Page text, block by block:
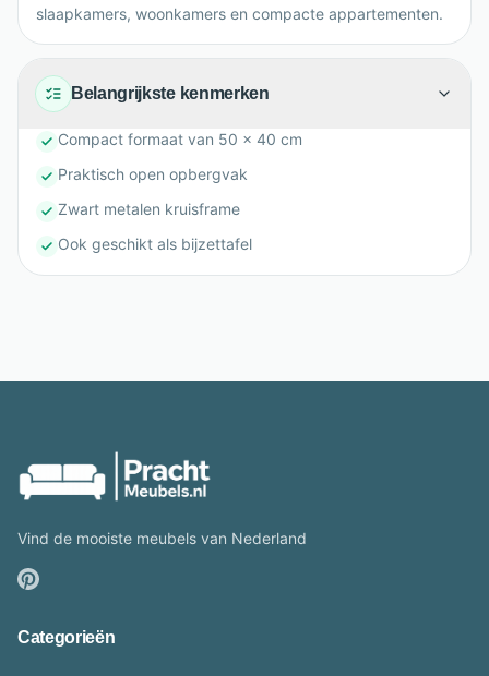
slaapkamers, woonkamers en compacte appartementen.
Belangrijkste kenmerken
Compact formaat van 50 x 40 cm
Praktisch open opbergvak
Zwart metalen kruisframe
Ook geschikt als bijzettafel
Vind de mooiste meubels van Nederland
Categorieën